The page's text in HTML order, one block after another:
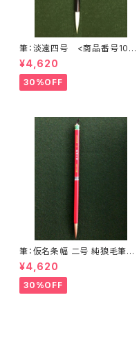
筆：淡遠四号 <商品番号1001
>
¥4,620
30%OFF
筆：仮名条幅 二号 純狼毛筆 <
商品番号1058>
¥4,620
30%OFF